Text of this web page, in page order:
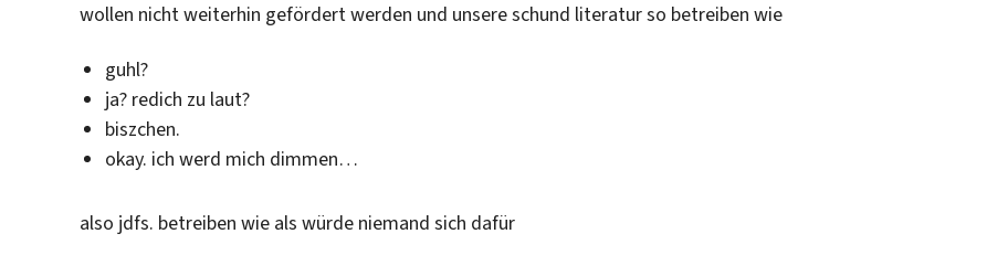
wollen nicht weiterhin gefördert werden und unsere schund literatur so betreiben wie
guhl?
ja? redich zu laut?
biszchen.
okay. ich werd mich dimmen…
also jdfs. betreiben wie als würde niemand sich dafür